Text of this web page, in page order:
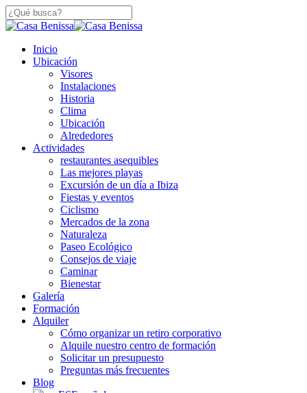
Saltar
a
principal
Cerca
Búsqueda
búsqueda
Menú
Inicio
Ubicación
Visores
Instalaciones
Historia
Clima
Ubicación
Alrededores
Actividades
restaurantes asequibles
Las mejores playas
Excursión de un día a Ibiza
Fiestas y eventos
Ciclismo
Mercados de la zona
Naturaleza
Paseo Ecológico
Consejos de viaje
Caminar
Bienestar
Galería
Formación
Alquiler
Cómo organizar un retiro corporativo
Alquile nuestro centro de formación
Solicitar un presupuesto
Preguntas más frecuentes
Blog